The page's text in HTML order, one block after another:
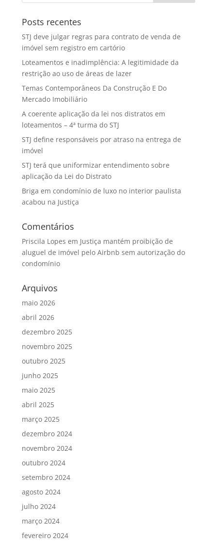
Posts recentes
STJ deve julgar regras para contrato de venda de
imóvel sem registro em cartório
Loteamentos e inadimplência: A legitimidade da
restrição ao uso de áreas de lazer
Temas Contemporâneos Da Construção E Do
Mercado Imobiliário
A coerente aplicação da lei nos distratos em
loteamentos – 4ª turma do STJ
STJ define responsáveis por atraso na entrega de
imóvel
STJ terá que uniformizar entendimento sobre
aplicação da Lei do Distrato
Briga em condomínio de luxo no interior paulista
acabou na Justiça
Comentários
Priscila Lopes em Justiça mantém proibição de
aluguel de imóvel pelo Airbnb sem autorização do
condomínio
Arquivos
maio 2026
abril 2026
dezembro 2025
novembro 2025
outubro 2025
junho 2025
maio 2025
abril 2025
março 2025
dezembro 2024
novembro 2024
outubro 2024
setembro 2024
agosto 2024
julho 2024
março 2024
fevereiro 2024